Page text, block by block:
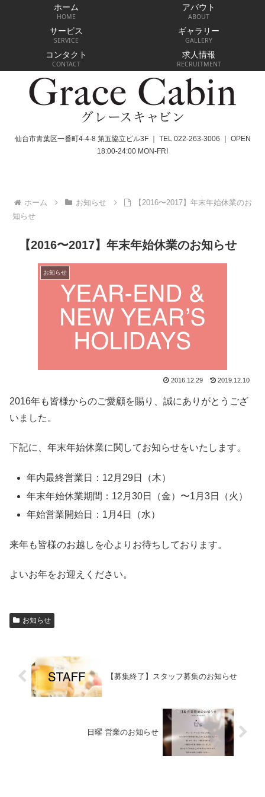
仙台市青葉区一番町4-4-8 第五協立ビル3F ｜ TEL 022-263-3006 ｜ OPEN
18:00-24:00 MON-FRI
ホーム
HOME
アバウト
ABOUT
サービス
SERVICE
ギャラリー
GALLERY
コンタクト
CONTACT
求人情報
RECRUITMENT
ホーム お知らせ
【2016〜2017】年末年始休業のお
知らせ
【2016〜2017】年末年始休業のお知らせ
お知らせ
2016.12.29 2019.12.10
2016年も皆様からのご愛顧を賜り、誠にありがとうござ
いました。
下記に、年末年始休業に関してお知らせをいたします。
年内最終営業日：12月29日（木）
年末年始休業期間：12月30日（金）〜1月3日（火）
年始営業開始日：1月4日（水）
来年も皆様のお越しを心よりお待ちしております。
よいお年をお迎えください。
お知らせ
【募集終了】スタッフ募集のお知らせ
日曜 営業のお知らせ